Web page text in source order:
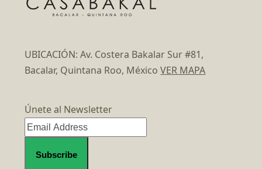
UBICACIÓN: Av. Costera Bakalar Sur #81,
Bacalar, Quintana Roo, MéxicoVER MAPA
Únete al Newsletter